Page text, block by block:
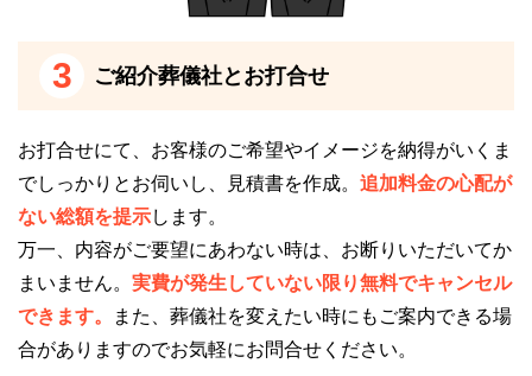
安芸高田市葬斎場「あじさい聖苑」であれば、故人と
静かな葬儀にしたい人はぜひご利用を検討ください。
葬儀の移動を減らしたい人におすすめ
安芸高田市葬斎場「あじさい聖苑」は、式場と火葬場
を併設した総合葬祭施設です。
そのため、お通夜から葬儀、火葬までを一貫して同じ
施設内で執り行えます。
敷地内に火葬施設がなく、敷地外まで移動する必要が
ある場合には移動するために、マイクロバスなどを手
3 ご紹介葬儀社とお打合せ
お打合せにて、お客様のご希望やイメージを納得がいくま
でしっかりとお伺いし、見積書を作成。 追加料金の心配が
ない総額を提示します。
万一、内容がご要望にあわない時は、お断りいただいてか
まいません。 実費が発生していない限り無料でキャンセル
できます。
また、葬儀社を変えたい時にもご案内できる場
合がありますのでお気軽にお問合せください。